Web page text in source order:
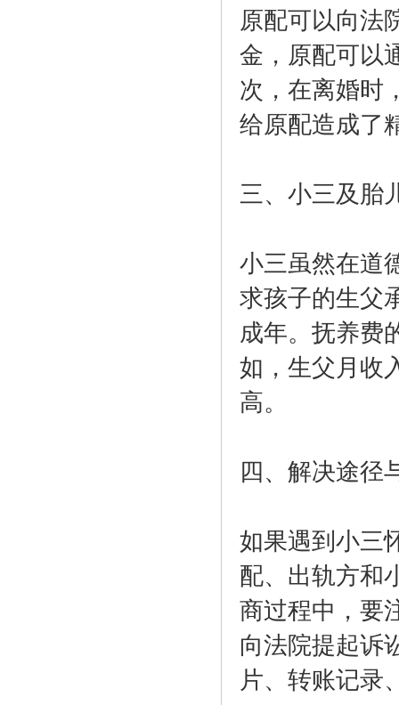
原配可以向法
金，原配可以
次，在离婚时
给原配造成了
三、小三及胎
小三虽然在道
求孩子的生父
成年。抚养费
如，生父月收
高。
四、解决途径
如果遇到小三
配、出轨方和
商过程中，要
向法院提起诉
片、转账记录